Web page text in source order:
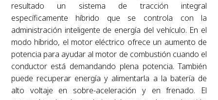
resultado un sistema de tracción integral
específicamente híbrido que se controla con la
administración inteligente de energía del vehículo. En el
modo híbrido, el motor eléctrico ofrece un aumento de
potencia para ayudar al motor de combustión cuando el
conductor está demandando plena potencia. También
puede recuperar energía y alimentarla a la batería de
alto voltaje en sobre-aceleración y en frenado. El